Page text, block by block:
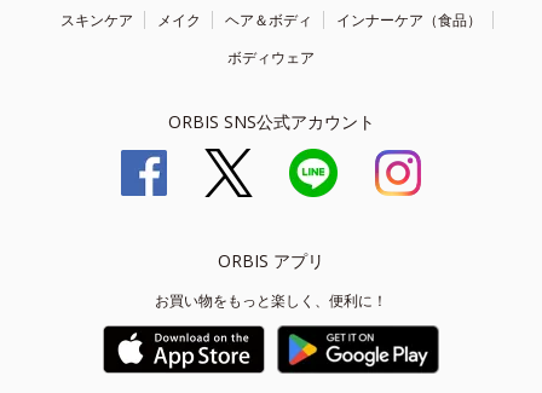
スキンケア メイク ヘア＆ボディ
インナーケア（食品）
ボディウェア
ORBIS SNS公式アカウント
ORBIS アプリ
お買い物をもっと楽しく、便利に！